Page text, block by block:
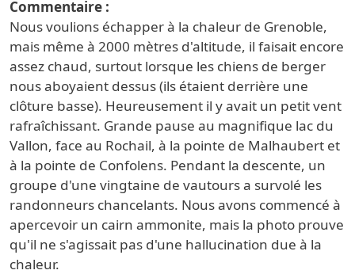
Commentaire
Nousvoulions échapperà la chaleur de Grenoble,
mais même à 2000 mètres d'altitude, il faisait encore
assez chaud, surtout lorsque les chiens de berger
nousaboyaient dessus (ils étaient derrière une
clôture basse). Heureusement il y avait un petit vent
rafraîchissant. Grande pause au magnifique lac du
Vallon, face au Rochail, à la pointe de Malhaubert et
à la pointe de Confolens. Pendant la descente, un
groupe d'une vingtaine de vautoursa survolé les
randonneurs chancelants. Nous avons commencé à
apercevoir un cairn ammonite, mais la photo prouve
qu'il ne s'agissait pas d'une hallucination due à la
chaleur.